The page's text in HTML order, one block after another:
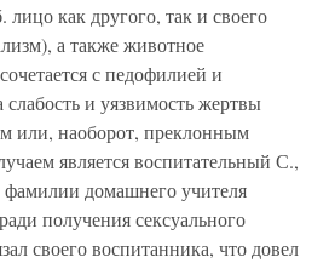
лицо как другого, так и своего
а также животное
с педофилией и
и уязвимость жертвы
или, наоборот, преклонным
является воспитательный С.,
домашнего учителя
получения сексуального
своего воспитанника, что довел